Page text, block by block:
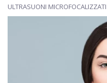
ULTRASUONI MICROFOCALIZZATI